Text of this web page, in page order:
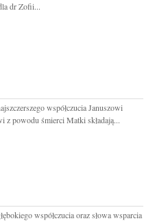
dr Zofii...
współczucia Januszowi
z powodu śmierci Matki składają...
współczucia oraz słowa wsparcia